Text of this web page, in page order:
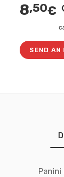
8,50€
SEND AN